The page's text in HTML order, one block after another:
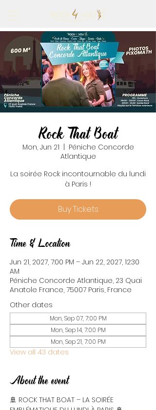
Rock That Boat
Mon, Jun 21
Péniche Concorde
Atlantique
La soirée Rock incontournable du lundi
à Paris !
Buy Tickets
Time & Location
Jun 21, 2027, 7:00 PM – Jun 22, 2027, 12:30
AM
Péniche Concorde Atlantique, 23 Quai
Anatole France, 75007 Paris, France
Other dates
Mon, Sep 07, 7:00 PM
Mon, Sep 14, 7:00 PM
Mon, Sep 21, 7:00 PM
View all 43 dates
About the event
🚢 ROCK THAT BOAT – LA SOIRÉE